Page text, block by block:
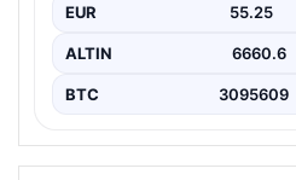
EUR 55.25
ALTIN 6660.6
BTC 3095609